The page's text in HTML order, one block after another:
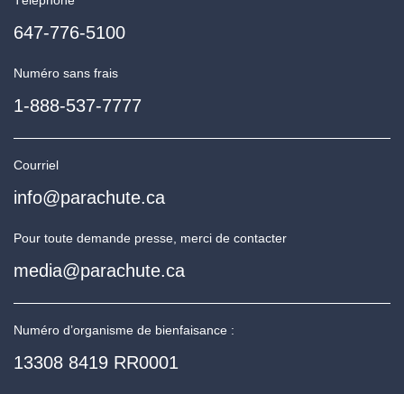
647-776-5100
Numéro sans frais
1-888-537-7777
Courriel
info@parachute.ca
Pour toute demande presse, merci de contacter
media@parachute.ca
Numéro d’organisme de bienfaisance :
13308 8419 RR0001